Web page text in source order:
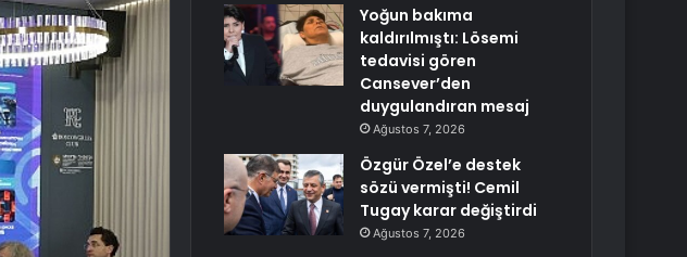
Yoğun bakıma
kaldırılmıştı: Lösemi
tedavisi gören
Cansever’den
duygulandıran mesaj
Ağustos 7, 2026
Özgür Özel’e destek
sözü vermişti! Cemil
Tugay karar değiştirdi
Ağustos 7, 2026